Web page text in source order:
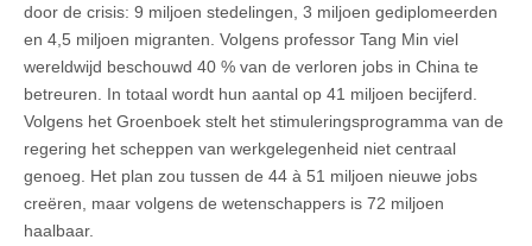
door de crisis: 9 miljoen stedelingen, 3 miljoen gediplomeerden
en 4,5 miljoen migranten. Volgens professor Tang Min viel
wereldwijd beschouwd 40 % van de verloren jobs in China te
betreuren. In totaal wordt hun aantal op 41 miljoen becijferd.
Volgens het Groenboek stelt het stimuleringsprogramma van de
regering het scheppen van werkgelegenheid niet centraal
genoeg. Het plan zou tussen de 44 à 51 miljoen nieuwe jobs
creëren, maar volgens de wetenschappers is 72 miljoen
haalbaar.